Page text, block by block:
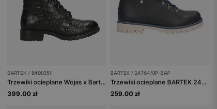
BARTEK / 8400351
Trzewiki ocieplane Wojas x Bartek 8400351, dla dziewcząt, czarny
399.00 zł
BARTEK / 24764/0P-BAP
Trzewiki ocieplane BARTEK 24764/0P-BAP, ciemny granat
259.00 zł